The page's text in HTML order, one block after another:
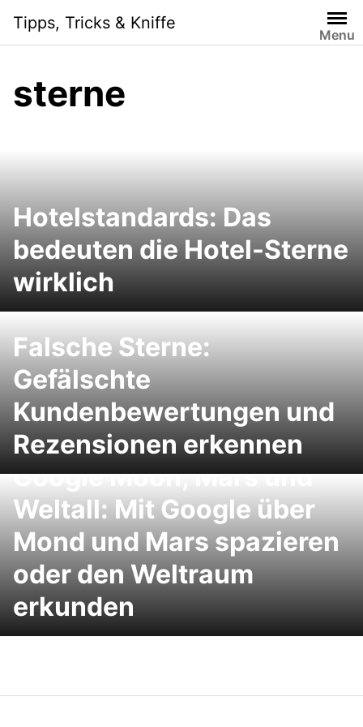
content
Tipps, Tricks & Kniffe
Menu
sterne
Hotelstandards: Das
bedeuten die Hotel-Sterne
wirklich
Falsche Sterne:
Gefälschte
Kundenbewertungen und
Rezensionen erkennen
Google Moon, Mars und
Weltall: Mit Google über
Mond und Mars spazieren
oder den Weltraum
erkunden